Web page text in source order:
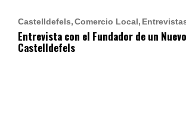
Castelldefels Comercio Local
Entrevista con el Fundador de un
Castelldefels